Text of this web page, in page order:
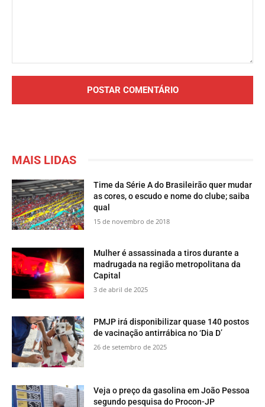
MAIS LIDAS
Time da Série A do Brasileirão quer mudar
as cores, o escudo e nome do clube; saiba
qual
15 de novembro de 2018
Mulher é assassinada a tiros durante a
madrugada na região metropolitana da
Capital
3 de abril de 2025
PMJP irá disponibilizar quase 140 postos
de vacinação antirrábica no ‘Dia D’
26 de setembro de 2025
Veja o preço da gasolina em João Pessoa
segundo pesquisa do Procon-JP